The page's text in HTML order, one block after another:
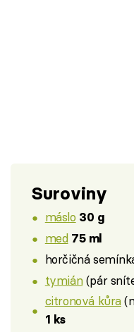
Suroviny
máslo 30 g
med 75 ml
horčičná
tymián(pár
citronová kůra
1 ks